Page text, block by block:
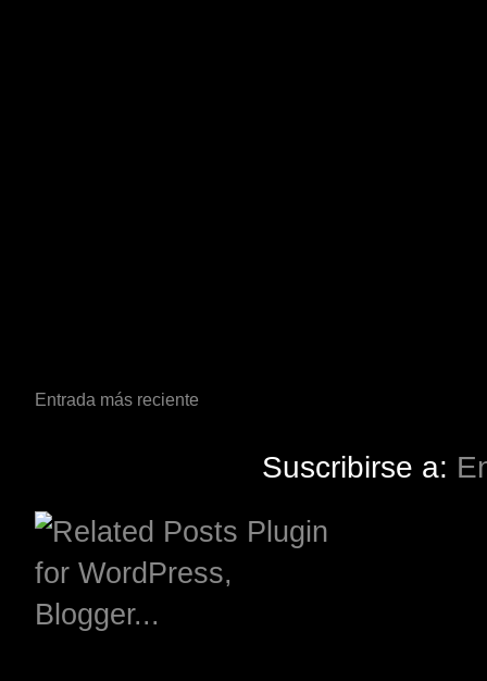
Entrada más reciente
Suscribirse a: